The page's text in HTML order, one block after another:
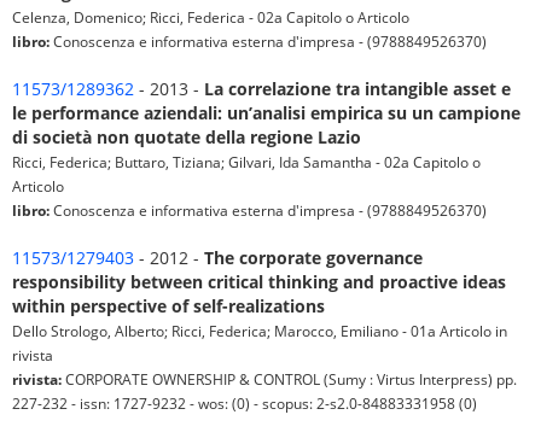
Celenza, Domenico; Ricci, Federica - 02a Capitolo o Articolo
libro:Conoscenza e informativa esterna d'impresa - (9788849526370)
11573/1289362 - 2013 - La correlazione tra intangible asset e
le performance aziendali: un’analisi empirica su un campione
di società non quotate della regione Lazio
Ricci, Federica; Buttaro, Tiziana; Gilvari, Ida Samantha - 02a Capitolo o
Articolo
libro:Conoscenza e informativa esterna d'impresa - (9788849526370)
11573/1279403 - 2012 - The corporate governance
responsibility between critical thinking and proactive ideas
within perspective of self-realizations
Dello Strologo, Alberto; Ricci, Federica; Marocco, Emiliano - 01a Articolo in
rivista
rivista:CORPORATE OWNERSHIP & CONTROL (Sumy : Virtus Interpress) pp.
227-232 - issn: 1727-9232 - wos: (0) - scopus: 2-s2.0-84883331958 (0)